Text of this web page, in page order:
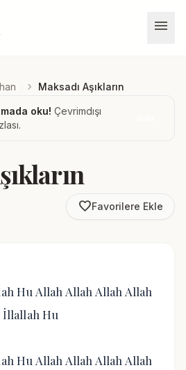
menu
chevron_right Maksadı Aşıkların
oku! Çevrimdışı
favorite_borderFavorilere Ekle
Hu Allah Allah Allah Allah
İllallah Hu
Hu Allah Allah Allah Allah